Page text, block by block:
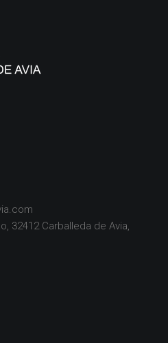
32412 Carballeda de Avia,